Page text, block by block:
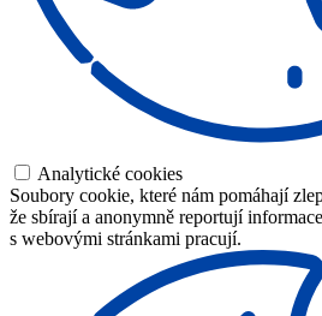
Analytické cookies
Soubory cookie, které nám pomáhají
že sbírají a anonymně reportují
s webovými stránkami pracují.